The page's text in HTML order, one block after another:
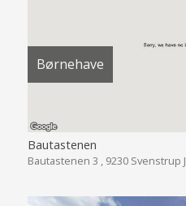
Børnehave
Bautastenen
Bautastenen 3 , 9230 Svenstrup J